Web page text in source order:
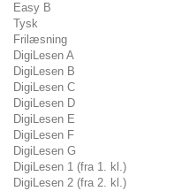
Easy B
Tysk
Frilæsning
DigiLesen A
DigiLesen B
DigiLesen C
DigiLesen D
DigiLesen E
DigiLesen F
DigiLesen G
DigiLesen 1 (fra 1. kl.)
DigiLesen 2 (fra 2. kl.)